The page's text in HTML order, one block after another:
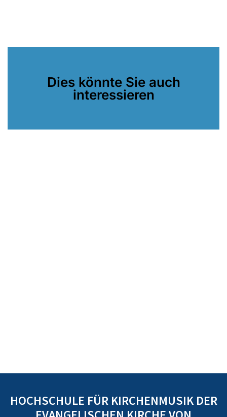
Dies könnte Sie auch
interessieren
HOCHSCHULE FÜR KIRCHENMUSIK DER